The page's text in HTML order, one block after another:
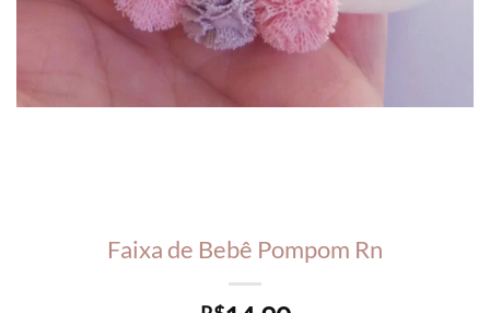
Faixa de Bebê Pompom Rn